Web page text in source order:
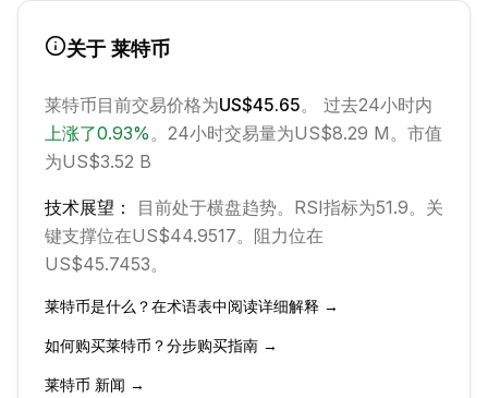
关于 莱特币
莱特币目前交易价格为US$45.65。 过去24小时内
上涨了0.93%。 24小时交易量为US$8.29 M。 市值
为US$3.52 B
技术展望： 目前处于横盘趋势。 RSI指标为51.9。 关
键支撑位在US$44.9517。 阻力位在
US$45.7453。
莱特币是什么？在术语表中阅读详细解释 →
如何购买莱特币 ？分步购买指南 →
莱特币 新闻 →